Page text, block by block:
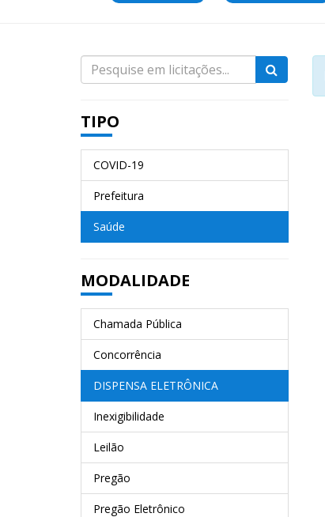
TIPO
COVID-19
Prefeitura
Saúde
MODALIDADE
Chamada Pública
Concorrência
DISPENSA ELETRÔNICA
Inexigibilidade
Leilão
Pregão
Pregão Eletrônico